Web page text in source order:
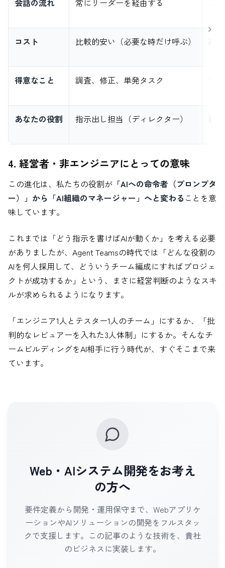
会話の流れ 常にリーダーを経由する
コスト 比較的安い（必要な時だけ呼ぶ） 高
得意なこと 調査、修正、単発タスク ア
あなたの役割 指示出し担当（ディレクター） 経
4. 経営者・非エンジニアにとっての意味
この進化は、私たちの役割が 「AIへの命令者（プロンプタ
ー）」から「AI組織のマネージャー」へと変わる ことを意
味しています。
これまでは「どう指示を書けばAIが動くか」を考える必要
がありましたが、Agent Teamsの時代では「どんな役割の
AIを何人採用して、どういうチーム編成にすればプロジェ
クトが成功するか」という、まさに経営判断のようなスキ
ルが求められるようになります。
「エンジニア1人とテスター1人のチーム」にするか、「批
判的なレビュアーを入れた3人体制」にするか。そんなチ
ームビルディングをAI相手に行う時代が、すぐそこまで来
ています。
Web・AIシステム開発をお考え
の方へ
要件定義から開発・運用保守まで、Webアプリケ
ーションやAIソリューションの開発をフルスタッ
クで支援します。この記事のような技術を、貴社
のビジネスに実装します。